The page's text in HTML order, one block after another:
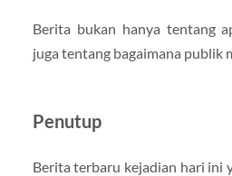
Berita bukan hanya tentang
juga tentang bagaimana publik
Penutup
Berita terbaru kejadian hari ini